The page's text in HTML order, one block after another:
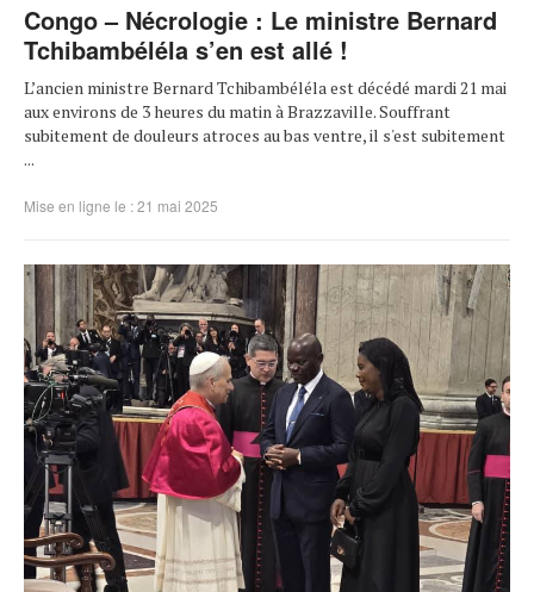
Congo – Nécrologie : Le ministre Bernard
Tchibambéléla s’en est allé !
L’ancien ministre Bernard Tchibambéléla est décédé mardi 21 mai
aux environs de 3 heures du matin à Brazzaville. Souffrant
subitement de douleurs atroces au bas ventre, il s'est subitement
...
Mise en ligne le : 21 mai 2025